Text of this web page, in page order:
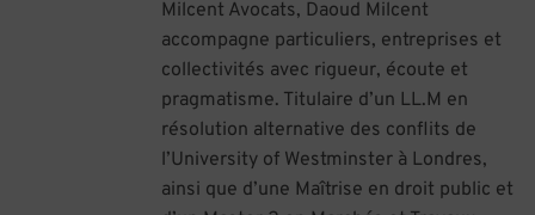
Milcent Avocats, Daoud Milcent
accompagne particuliers, entreprises et
collectivités avec rigueur, écoute et
pragmatisme. Titulaire d’un LL.M en
résolution alternative des conflits de
l’University of Westminster à Londres,
ainsi que d’une Maîtrise en droit public et